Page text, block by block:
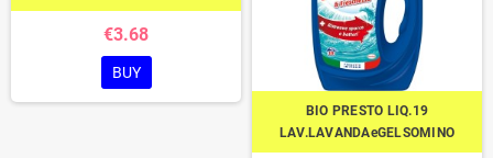
€3.68
BUY
BIO PRESTO LIQ.19
LAV.LAVANDAeGELSOMINO